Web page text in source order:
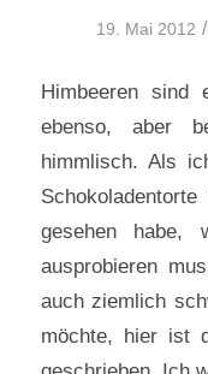
19. Mai 2012 /
Himbeeren sind
ebenso, aber
himmlisch. Als
gesehen
ausprobieren
auch ziemlich
möchte, hier ist